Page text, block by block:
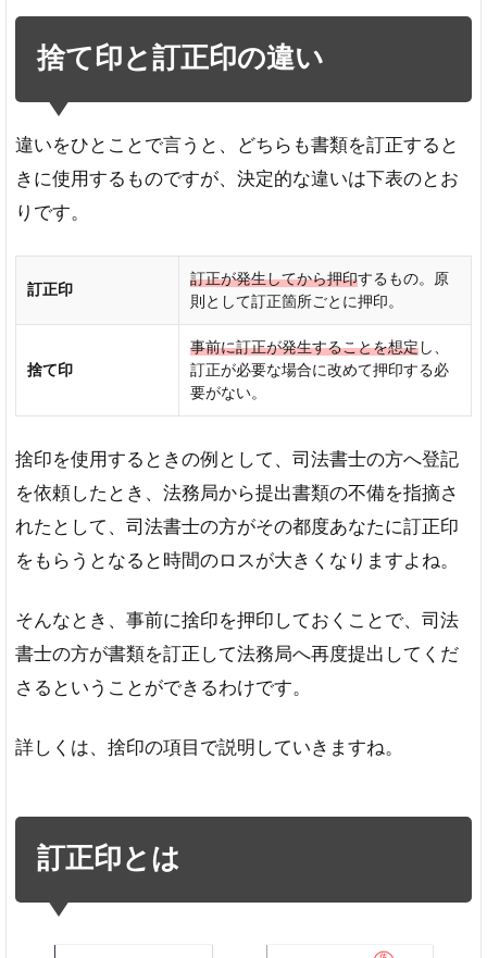
印
訂
違
い
印
使
え
ハ
ン
3
訂
正
印
印
所
と
捨て印と訂正印の違い
違いをひとことで言うと、どちらも書類を訂正すると
きに使用するものですが、決定的な違いは下表のとお
りです。
訂正印
訂正が発生してから押印するもの。原
則として訂正箇所ごとに押印。
捨て印
事前に訂正が発生することを想定 し、
訂正が必要な場合に改めて押印する必
要がない。
捨印を使用するときの例として、司法書士の方へ登記
を依頼したとき、法務局から提出書類の不備を指摘さ
れたとして、司法書士の方がその都度あなたに訂正印
をもらうとなると時間のロスが大きくなりますよね。
そんなとき、事前に捨印を押印しておくことで、司法
書士の方が書類を訂正して法務局へ再度提出してくだ
さるということができるわけです。
詳しくは、捨印の項目で説明していきますね。
訂正印とは